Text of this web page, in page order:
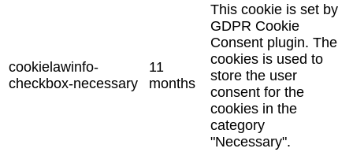
cookielawinfo-
checkbox-necessary
11
months
This cookie is set by
GDPR Cookie
Consent plugin. The
cookies is used to
store the user
consent for the
cookies in the
category
"Necessary".